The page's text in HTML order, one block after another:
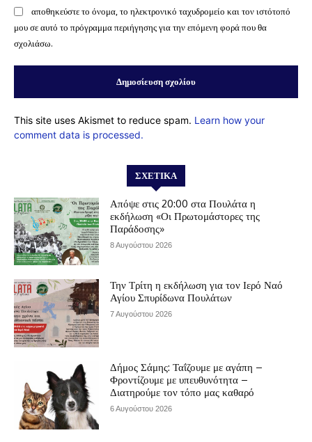
αποθηκεύστε το όνομα, το ηλεκτρονικό ταχυδρομείο και τον ιστότοπό
μου σε αυτό το πρόγραμμα περιήγησης για την επόμενη φορά που θα
σχολιάσω.
This site uses Akismet to reduce spam. Learn how your
comment data is processed.
ΣΧΕΤΙΚΆ
Απόψε στις 20:00 στα Πουλάτα η
εκδήλωση «Οι Πρωτομάστορες της
Παράδοσης»
8 Αυγούστου 2026
Την Τρίτη η εκδήλωση για τον Ιερό Ναό
Αγίου Σπυρίδωνα Πουλάτων
7 Αυγούστου 2026
Δήμος Σάμης: Ταΐζουμε με αγάπη –
Φροντίζουμε με υπευθυνότητα –
Διατηρούμε τον τόπο μας καθαρό
6 Αυγούστου 2026